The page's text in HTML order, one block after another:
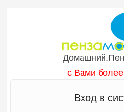
с Вами более
Вход в